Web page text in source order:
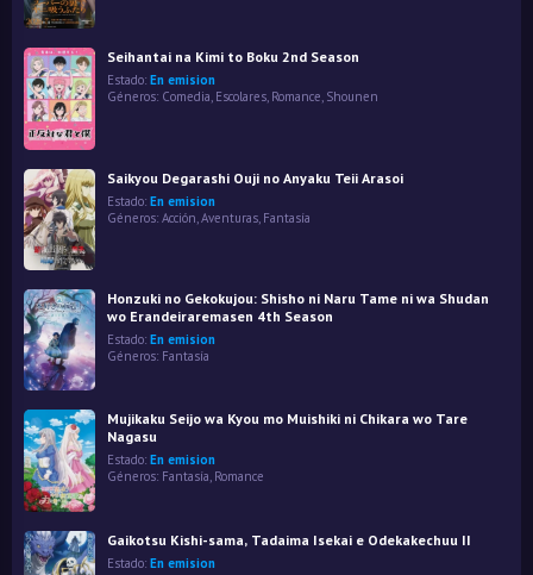
Seihantai na Kimi to Boku 2nd Season
Estado: En emision
Géneros: Comedia, Escolares, Romance, Shounen
Saikyou Degarashi Ouji no Anyaku Teii Arasoi
Estado: En emision
Géneros: Acción Aventuras Fantasía
Honzuki no Gekokujou: Shisho ni Naru Tame ni wa Shudan
wo Erandeiraremasen 4th Season
Estado: En emision
Géneros: Fantasía
Mujikaku Seijo wa Kyou mo Muishiki ni Chikara wo Tare
Nagasu
Estado: En emision
Géneros: Fantasía, Romance
Gaikotsu Kishi-sama, Tadaima Isekai e Odekakechuu II
Estado: En emision